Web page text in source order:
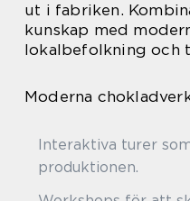
ut i fabriken.
kunskap med
lokalbefolkning och
Moderna
Interaktiva turer
produktionen.